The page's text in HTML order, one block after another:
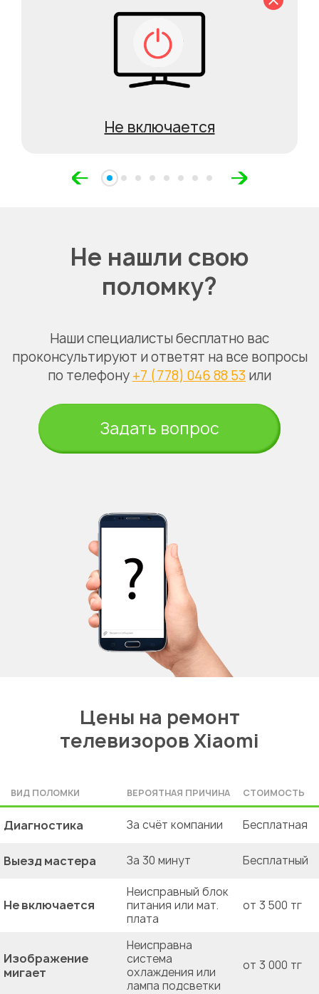
Не включается
Не нашли свою
поломку?
Наши специалисты бесплатно вас
проконсультируют и ответят на все вопросы
по телефону +7 (778) 046 88 53 или
Задать вопрос
Цены на ремонт
телевизоров Xiaomi
ВИД ПОЛОМКИ ВЕРОЯТНАЯ ПРИЧИНА СТОИМОСТЬ
Диагностика За счёт компании Бесплатная
Выезд мастера За 30 минут Бесплатный
Не включается
Неисправный блок
питания или мат.
плата
от 3 500 тг
Изображение
мигает
Неисправна
система
охлаждения или
лампа подсветки
от 3 000 тг